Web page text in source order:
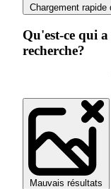
Chargement rapide
Qu'est-ce qui
recherche?
Mauvais résultats